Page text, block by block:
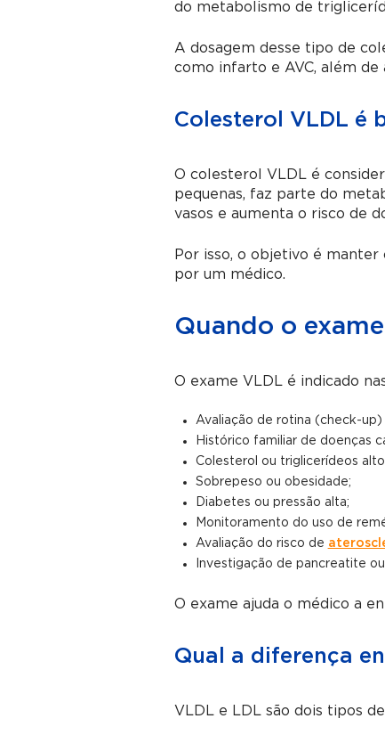
do metabolismo de
A dosagem desse tipo de
como infarto e AVC, além
Colesterol VLDL é
O colesterol VLDL é
pequenas, faz parte do
vasos e aumenta o risco de
Por isso, o objetivo é
por um médico.
Quando o
O exame VLDL é indicado
Avaliação de rotina (check-up)
Histórico familiar de doenças
Colesterol ou triglicerídeos
Sobrepeso ou obesidade;
Diabetes ou pressão alta;
Monitoramento do uso de
Avaliação do risco de
Investigação de pancreatite
O exame ajuda o médico a
Qual a diferença
VLDL e LDL são dois tipos